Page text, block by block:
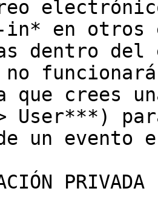
in* en
dentro del
que crees
> User***)
un evento
PRIVADA